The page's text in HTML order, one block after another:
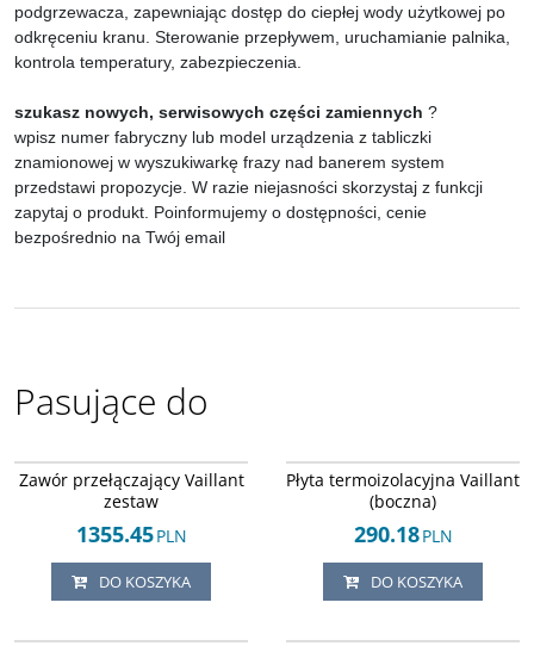
podgrzewacza, zapewniając dostęp do ciepłej wody użytkowej po
odkręceniu kranu. Sterowanie przepływem, uruchamianie palnika,
kontrola temperatury, zabezpieczenia.
szukasz nowych, serwisowych części zamiennych ?
wpisz numer fabryczny lub model urządzenia z tabliczki
znamionowej w wyszukiwarkę frazy nad banerem system
przedstawi propozycje. W razie niejasności skorzystaj z funkcji
zapytaj o produkt. Poinformujemy o dostępności, cenie
bezpośrednio na Twój email
Pasujące do
Zawór przełączający Vaillant
zestaw
1355.45PLN
DO KOSZYKA
Płyta termoizolacyjna Vaillant
(boczna)
290.18PLN
DO KOSZYKA